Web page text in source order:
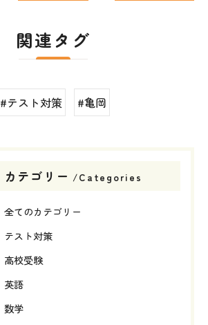
関連タグ
#テスト対策 #亀岡
カテゴリー Categories
全てのカテゴリー
テスト対策
高校受験
英語
数学